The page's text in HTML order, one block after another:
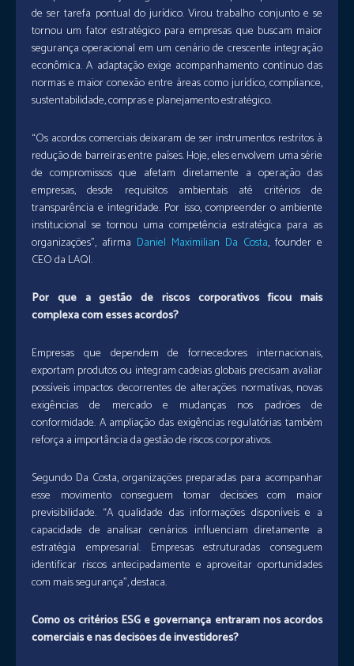
de ser tarefa pontual do jurídico. Virou trabalho conjunto e se
tornou um fator estratégico para empresas que buscam maior
segurança operacional em um cenário de crescente integração
econômica. A adaptação exige acompanhamento contínuo das
normas e maior conexão entre áreas como jurídico, compliance,
sustentabilidade, compras e planejamento estratégico.
“Os acordos comerciais deixaram de ser instrumentos restritos à
redução de barreiras entre países. Hoje, eles envolvem uma série
de compromissos que afetam diretamente a operação das
empresas, desde requisitos ambientais até critérios de
transparência e integridade. Por isso, compreender o ambiente
institucional se tornou uma competência estratégica para as
organizações”, afirma Daniel Maximilian Da Costa, founder e
CEO da LAQI.
Por que a gestão de riscos corporativos ficou mais
complexa com esses acordos?
Empresas que dependem de fornecedores internacionais,
exportam produtos ou integram cadeias globais precisam avaliar
possíveis impactos decorrentes de alterações normativas, novas
exigências de mercado e mudanças nos padrões de
conformidade. A ampliação das exigências regulatórias também
reforça a importância da gestão de riscos corporativos.
Segundo Da Costa, organizações preparadas para acompanhar
esse movimento conseguem tomar decisões com maior
previsibilidade. “A qualidade das informações disponíveis e a
capacidade de analisar cenários influenciam diretamente a
estratégia empresarial. Empresas estruturadas conseguem
identificar riscos antecipadamente e aproveitar oportunidades
com mais segurança”, destaca.
Como os critérios ESG e governança entraram nos acordos
comerciais e nas decisões de investidores?